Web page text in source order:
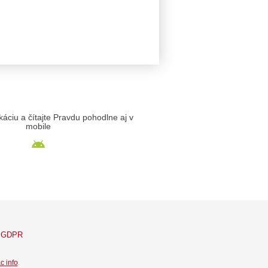
a čítajte Pravdu pohodlne aj v
mobile
GDPR
info.